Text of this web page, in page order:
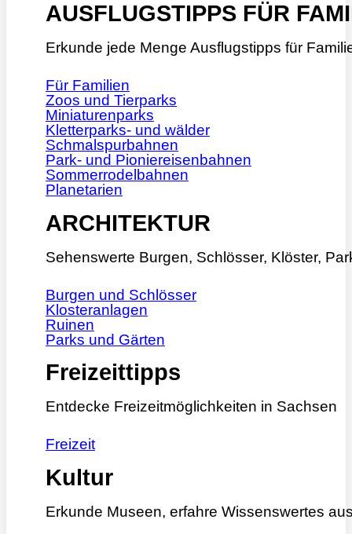
AUSFLUGSTIPPS FÜR
Erkunde jede Menge Ausflugstipps für
Für Familien
Zoos und Tierparks
Miniaturenparks
Kletterparks- und wälder
Schmalspurbahnen
Park- und Pioniereisenbahnen
Sommerrodelbahnen
Planetarien
ARCHITEKTUR
Sehenswerte Burgen, Schlösser, Klöster,
Burgen und Schlösser
Klosteranlagen
Ruinen
Parks und Gärten
Freizeittipps
Entdecke Freizeitmöglichkeiten in Sachsen
Freizeit
Kultur
Erkunde Museen, erfahre Wissenswertes